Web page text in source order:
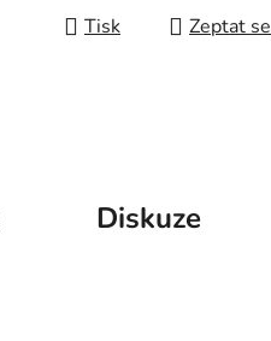
Tisk Zeptat se
Diskuze